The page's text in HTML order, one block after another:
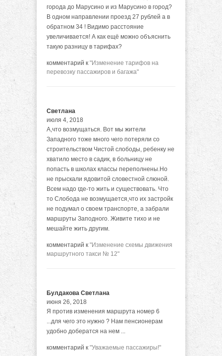
города до Марусино и из Марусино в город?
В одном направлении проезд 27 рублей а в
обратном 34 ! Видимо расстояние
увеличивается! А как ещё можно объяснить
такую разницу в тарифах?
комментарий к "Изменение тарифов на
перевозку пассажиров и багажа"
Светлана
июля 4, 2018
А,что возмущаться. Вот мы жители
Западного тоже много чего потеряли со
строительством Чистой слободы, ребенку не
хватило место в садик, в больницу не
попасть в школах классы переполнены.Но
не прыскали ядовитой словестной слюной.
Всем надо где-то жить и существовать. Что
то Слобода не возмущается,что их застройк
не подумал о своем транспорте, а забрали
маршруты Заподного. Живите тихо и не
мешайте жить другим.
комментарий к "Изменение схемы движения
маршрутного такси № 12"
Булдакова Светлана
июня 26, 2018
Я против изменения маршрута номер 6
...для чего это нужно ? Нам пенсионерам
удобно добератся на нем ...
комментарий к "Уважаемые пассажиры!"